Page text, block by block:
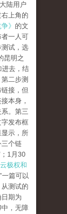
陆用户
上角的
》 的文
一人可
试，选
昆明之
进去，结
二步测
接，但
本身，
。第三
发布框
示，所
个链
；1月30
云极权和
一篇可以
测试的
期为
，无障